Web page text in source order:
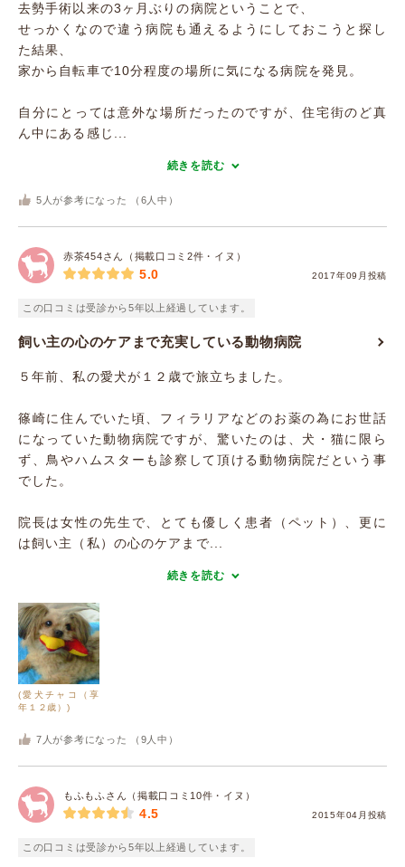
去勢手術以来の3ヶ月ぶりの病院ということで、
せっかくなので違う病院も通えるようにしておこうと探し
た結果、
家から自転車で10分程度の場所に気になる病院を発見。
自分にとっては意外な場所だったのですが、住宅街のど真
ん中にある感じ...
続きを読む
5 人が参考になった （ 6 人中）
赤茶454さん（掲載口コミ2件・イヌ）
2017年09月投稿
5.0
この口コミは受診から5年以上経過しています。
飼い主の心のケアまで充実している動物病院
５年前、私の愛犬が１２歳で旅立ちました。
篠崎に住んでいた頃、フィラリアなどのお薬の為にお世話
になっていた動物病院ですが、驚いたのは、犬・猫に限ら
ず、鳥やハムスターも診察して頂ける動物病院だという事
でした。
院長は女性の先生で、とても優しく患者（ペット）、更に
は飼い主（私）の心のケアまで...
続きを読む
(愛犬チャコ（享
年１２歳）)
7 人が参考になった （ 9 人中）
もふもふさん（掲載口コミ10件・イヌ）
2015年04月投稿
4.5
この口コミは受診から5年以上経過しています。